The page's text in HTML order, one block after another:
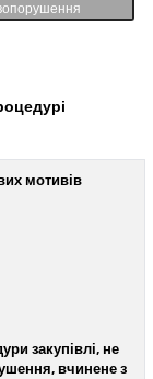
мотивів
закупівлі, не
вчинене з